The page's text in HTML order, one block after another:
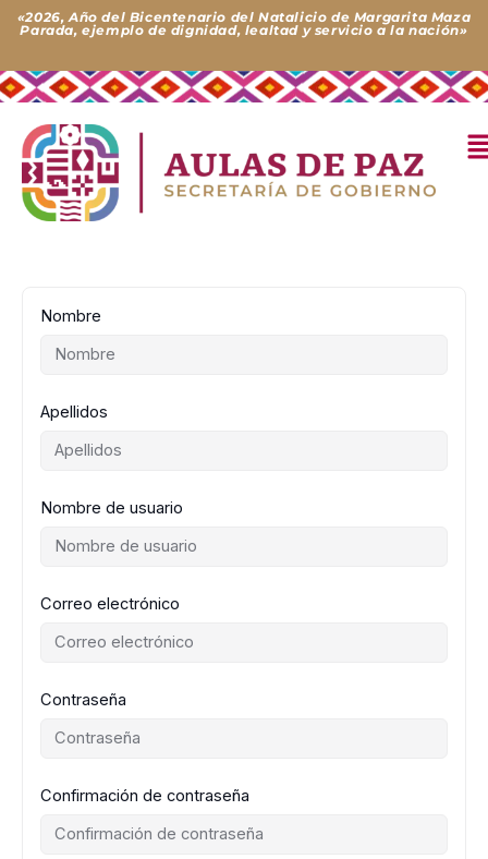
«2026, Año del Bicentenario del Natalicio de Margarita Maza
Parada, ejemplo de dignidad, lealtad y servicio a la nación»
Nombre
Apellidos
Nombre de usuario
Correo electrónico
Contraseña
Confirmación de contraseña